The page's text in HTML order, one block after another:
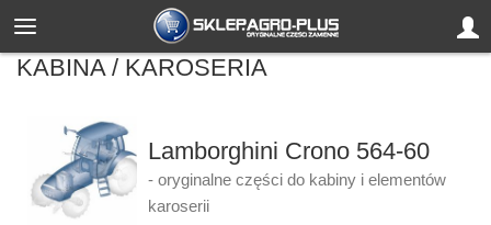
KABINA / KAROSERIA
Lamborghini Crono 564-60
- oryginalne części do kabiny i elementów
karoserii